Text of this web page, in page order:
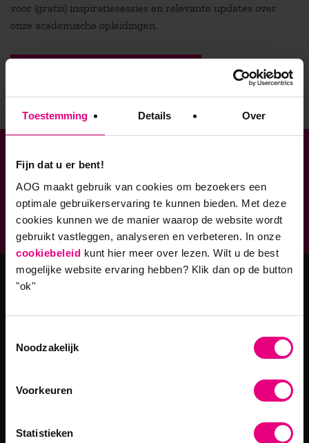
Toestemming Details Over
Fijn dat u er bent!
AOG maakt gebruik van cookies om bezoekers een
optimale gebruikerservaring te kunnen bieden. Met deze
cookies kunnen we de manier waarop de website wordt
gebruikt vastleggen, analyseren en verbeteren. In onze
cookiebeleid kunt hier meer over lezen. Wilt u de best
mogelijke website ervaring hebben? Klik dan op de button
"ok''
Noodzakelijk
Voorkeuren
Statistieken
voor (gratis) inspiratiesessies en relevante updates over
onze academische opleidingen.
Verbonden aan
Geaccrediteerde opleidingen
9,0 op klantenvertellen.nl
MBA Innovatie & Leiderschap
Programma's
Digitale Transformaties